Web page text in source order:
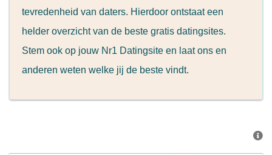
tevredenheid van daters. Hierdoor ontstaat een
helder overzicht van de beste gratis datingsites.
Stem ook op jouw Nr1 Datingsite en laat ons en
anderen weten welke jij de beste vindt.